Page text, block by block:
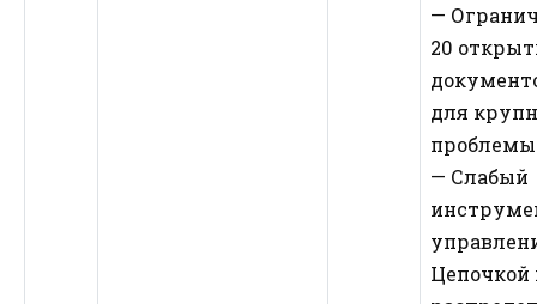
—
20
для
проблемы
— Слабый
Цепочкой